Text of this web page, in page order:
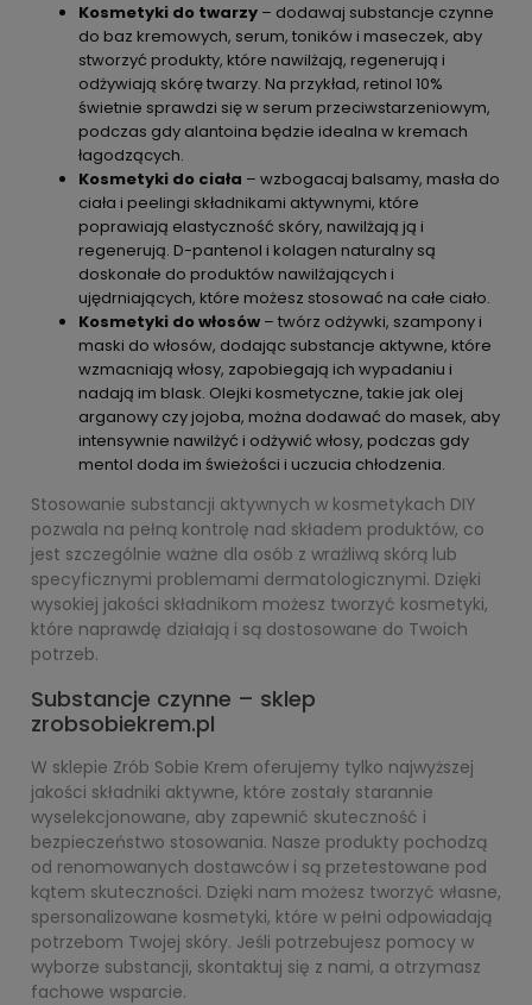
Kosmetyki do twarzy – dodawaj substancje czynne
do baz kremowych, serum, toników i maseczek, aby
stworzyć produkty, które nawilżają, regenerują i
odżywiają skórę twarzy. Na przykład, retinol 10%
świetnie sprawdzi się w serum przeciwstarzeniowym,
podczas gdy alantoina będzie idealna w kremach
łagodzących.
Kosmetyki do ciała – wzbogacaj balsamy, masła do
ciała i peelingi składnikami aktywnymi, które
poprawiają elastyczność skóry, nawilżają ją i
regenerują. D-pantenol i kolagen naturalny są
doskonałe do produktów nawilżających i
ujędrniających, które możesz stosować na całe ciało.
Kosmetyki do włosów – twórz odżywki, szampony i
maski do włosów, dodając substancje aktywne, które
wzmacniają włosy, zapobiegają ich wypadaniu i
nadają im blask. Olejki kosmetyczne, takie jak olej
arganowy czy jojoba, można dodawać do masek, aby
intensywnie nawilżyć i odżywić włosy, podczas gdy
mentol doda im świeżości i uczucia chłodzenia.
Stosowanie substancji aktywnych w kosmetykach DIY
pozwala na pełną kontrolę nad składem produktów, co
jest szczególnie ważne dla osób z wrażliwą skórą lub
specyficznymi problemami dermatologicznymi. Dzięki
wysokiej jakości składnikom możesz tworzyć kosmetyki,
które naprawdę działają i są dostosowane do Twoich
potrzeb.
Substancje czynne – sklep
zrobsobiekrem.pl
W sklepie Zrób Sobie Krem oferujemy tylko najwyższej
jakości składniki aktywne, które zostały starannie
wyselekcjonowane, aby zapewnić skuteczność i
bezpieczeństwo stosowania. Nasze produkty pochodzą
od renomowanych dostawców i są przetestowane pod
kątem skuteczności. Dzięki nam możesz tworzyć własne,
spersonalizowane kosmetyki, które w pełni odpowiadają
potrzebom Twojej skóry. Jeśli potrzebujesz pomocy w
wyborze substancji, skontaktuj się z nami, a otrzymasz
fachowe wsparcie.